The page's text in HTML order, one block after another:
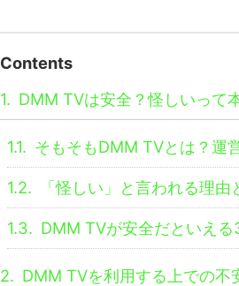
Contents
1. DMM TVは安全？怪しいって
1.1. そもそもDMM TVとは？運
1.2. 「怪しい」と言われる理由
1.3. DMM TVが安全だといえ
2. DMM TVを利用する上での不